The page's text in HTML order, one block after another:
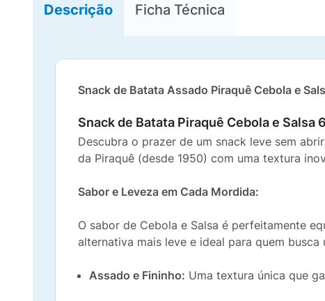
Descrição Ficha Técnica
Snack de Batata Assado Piraquê Cebola e
Snack de Batata Piraquê Cebola e Salsa
Descubra o prazer de um snack leve sem
da Piraquê (desde 1950) com uma textura
Sabor e Leveza em Cada Mordida:
O sabor de Cebola e Salsa é perfeitamente
alternativa mais leve e ideal para quem
Assado e Fininho: Uma textura única que